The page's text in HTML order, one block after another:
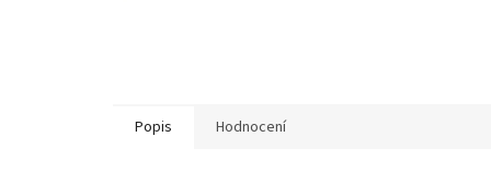
Popis Hodnocení